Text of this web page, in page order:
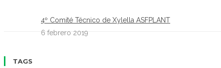
4º Comité Técnico de Xylella ASFPLANT
6 febrero 2019
TAGS